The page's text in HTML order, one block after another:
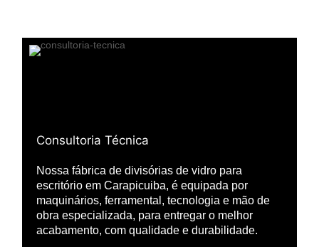
Consultoria Técnica
Nossa fábrica de divisórias de vidro para
escritório em Carapicuiba, é equipada por
maquinários, ferramental, tecnologia e mão de
obra especializada, para entregar o melhor
acabamento, com qualidade e durabilidade.